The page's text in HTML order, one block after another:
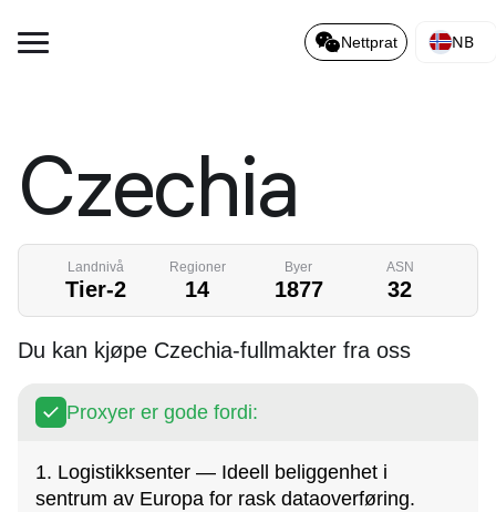
Nettprat NB
Czechia
Landnivå
Tier-2
Regioner
14
Byer
1877
ASN
32
Du kan kjøpe Czechia-fullmakter fra oss
Proxyer er gode fordi:
1. Logistikksenter — Ideell beliggenhet i
sentrum av Europa for rask dataoverføring.